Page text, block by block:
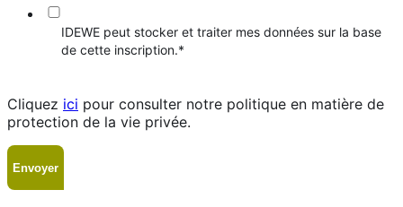
IDEWE peut stocker et traiter mes données sur la base
de cette inscription.*
Cliquez ici pour consulter notre politique en matière de
protection de la vie privée.